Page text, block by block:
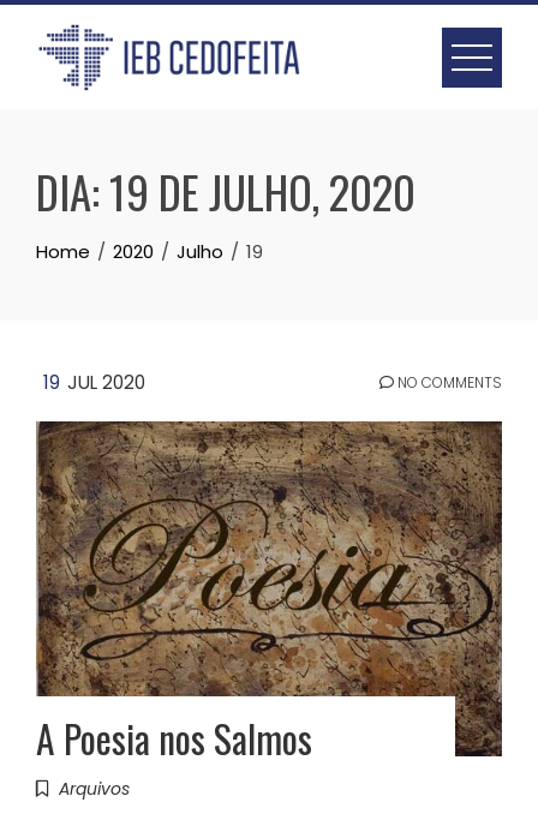
Skip
content
DIA:19 DE JULHO, 2020
Home 2020 Julho 19
19 JUL 2020 NO COMMENTS
A Poesia nos Salmos
Arquivos